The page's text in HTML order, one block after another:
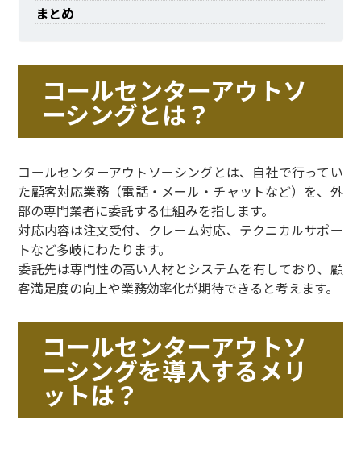
まとめ
コールセンターアウトソ
ーシングとは？
コールセンターアウトソーシングとは、自社で行ってい
た顧客対応業務（電話・メール・チャットなど）を、外
部の専門業者に委託する仕組みを指します。
対応内容は注文受付、クレーム対応、テクニカルサポー
トなど多岐にわたります。
委託先は専門性の高い人材とシステムを有しており、顧
客満足度の向上や業務効率化が期待できると考えます。
コールセンターアウトソ
ーシングを導入するメリ
ットは？